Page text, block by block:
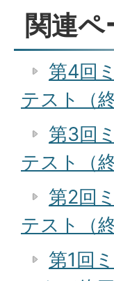
関連ペ
第4回
テスト（終
第3回
テスト（終
第2回
テスト（終
第1回